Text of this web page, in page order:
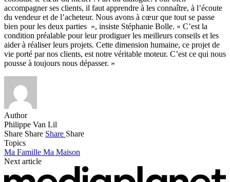
accompagner ses clients, il faut apprendre à les connaître, à l’écoute
du vendeur et de l’acheteur. Nous avons à cœur que tout se passe
bien pour les deux parties », insiste Stéphanie Bolle. « C’est la
condition préalable pour leur prodiguer les meilleurs conseils et les
aider à réaliser leurs projets. Cette dimension humaine, ce projet de
vie porté par nos clients, est notre véritable moteur. C’est ce qui nous
pousse à toujours nous dépasser. »
Author
Philippe Van Lil
Share Share Share Share
Topics
Ma Famille Ma Maison
Next article